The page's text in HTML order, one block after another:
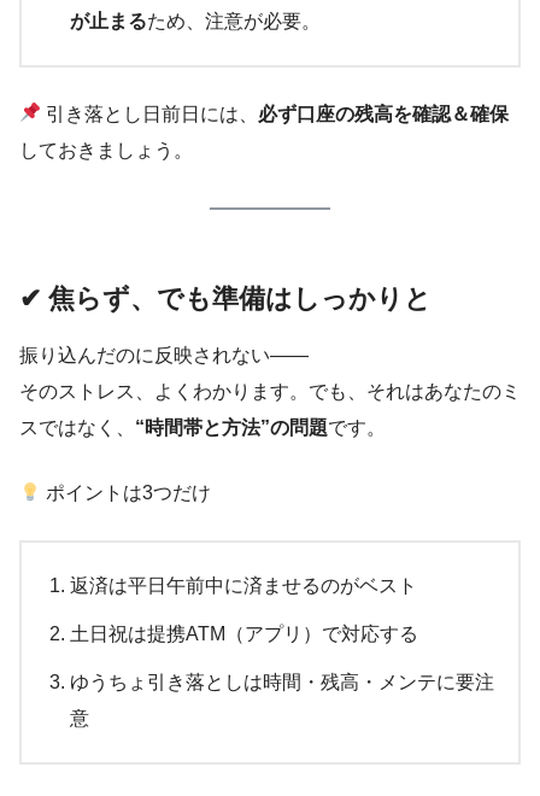
が止まるため、注意が必要。
引き落とし日前日には、 必ず口座の残高を確認＆確保
しておきましょう。
✔ 焦らず、でも準備はしっかりと
振り込んだのに反映されない——
そのストレス、よくわかります。でも、それはあなたのミ
スではなく、 “時間帯と方法”の問題です。
ポイントは3つだけ
返済は平日午前中に済ませるのがベスト
土日祝は提携ATM（アプリ）で対応する
ゆうちょ引き落としは時間・残高・メンテに要注
意